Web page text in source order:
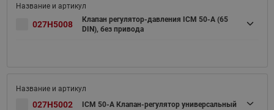
027H5008
Клапан регулятор-давления ICM 50-A (65
DIN), без привода
027H5002 ICM 50-A Клапан-регулятор универсальный